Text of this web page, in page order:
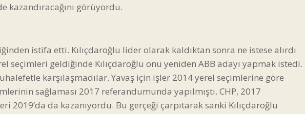
kazandıracağını görüyordu.
istifa etti. Kılıçdaroğlu lider olarak kaldıktan sonra ne istese alırdı
seçimleri geldiğinde Kılıçdaroğlu onu yeniden ABB adayı yapmak istedi.
karşılaşmadılar. Yavaş için işler 2014 yerel seçimlerine göre
sağlaması 2017 referandumunda yapılmıştı. CHP, 2017
da kazanıyordu. Bu gerçeği çarpıtarak sanki Kılıçdaroğlu